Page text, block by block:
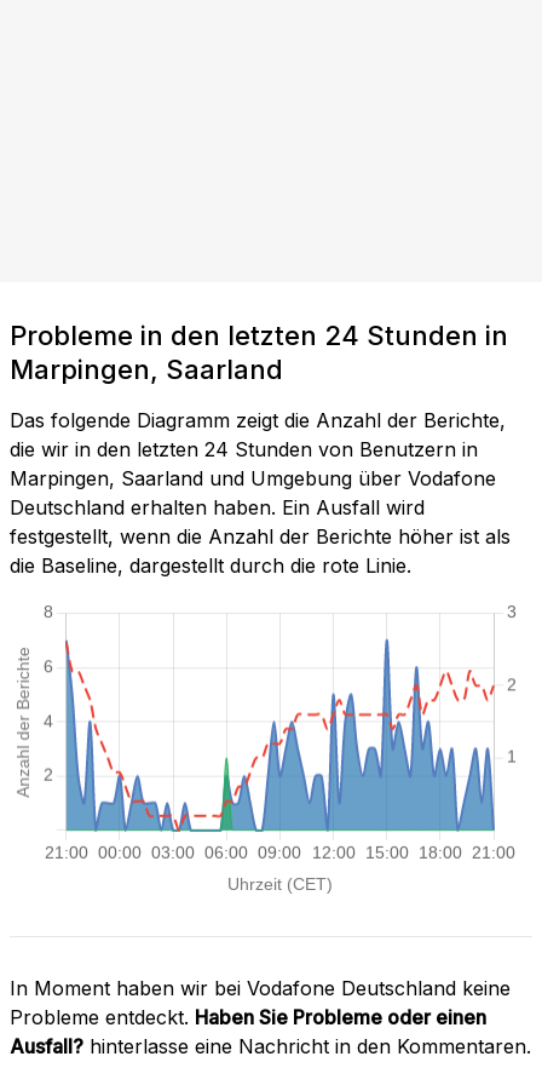
Probleme in den letzten 24 Stunden in
Marpingen, Saarland
Das folgende Diagramm zeigt die Anzahl der Berichte,
die wir in den letzten 24 Stunden von Benutzern in
Marpingen, Saarland und Umgebung über Vodafone
Deutschland erhalten haben. Ein Ausfall wird
festgestellt, wenn die Anzahl der Berichte höher ist als
die Baseline, dargestellt durch die rote Linie.
In Moment haben wir bei Vodafone Deutschland keine
Probleme entdeckt. Haben Sie Probleme oder einen
Ausfall? hinterlasse eine Nachricht in den Kommentaren.